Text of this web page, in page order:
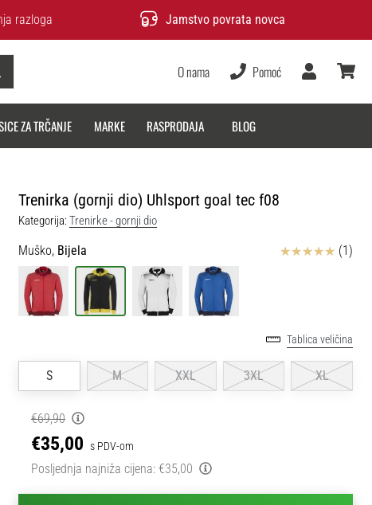
razloga Jamstvo povrata novca
O nama Pomoć
Korisnik
ZA TRČANJE MARKE RASPRODAJA BLOG
Trenirka (gornji dio) Uhlsport goal tec f08
Kategorija:Trenirke - gornji dio
Muško, Bijela Ocjena proizvoda
(1)
Tablica veličina
S M XXL 3XL XL
€69,90
€35,00 s PDV-om
Posljednja najniža cijena: €35,00